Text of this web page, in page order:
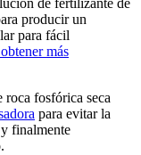
de fertilizante de
producir un
para fácil
más
roca fosfórica seca
para evitar la
finalmente